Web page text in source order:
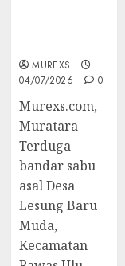
MUREXS
04/07/2026
0
Murexs.com,
Muratara –
Terduga
bandar sabu
asal Desa
Lesung Baru
Muda,
Kecamatan